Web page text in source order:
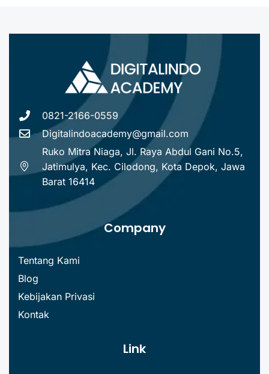
0821-2166-0559
Digitalindoacademy@gmail.com
Ruko Mitra Niaga, Jl. Raya Abdul Gani No.5,
Jatimulya, Kec. Cilodong, Kota Depok, Jawa
Barat 16414
Company
Tentang Kami
Blog
Kebijakan Privasi
Kontak
Link